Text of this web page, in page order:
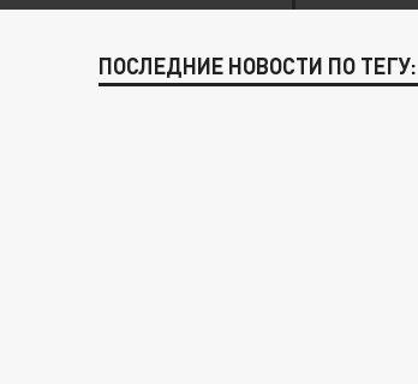
ПОСЛЕДНИЕ НОВОСТИ ПО